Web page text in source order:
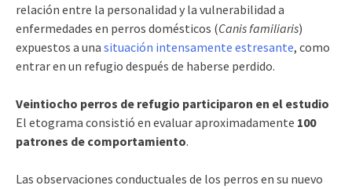
relación entre la personalidad y la vulnerabilidad a
enfermedades en perros domésticos (Canis familiaris)
expuestos a una situación intensamente estresante, como
entrar en un refugio después de haberse perdido.
Veintiocho perros de refugio participaron en el estudio
El etograma consistió en evaluar aproximadamente 100
patrones de comportamiento.
Las observaciones conductuales de los perros en su nuevo